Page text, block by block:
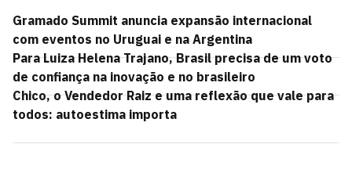
Gramado Summit anuncia expansão internacional
com eventos no Uruguai e na Argentina
Para Luiza Helena Trajano, Brasil precisa de um voto
de confiança na inovação e no brasileiro
Chico, o Vendedor Raiz e uma reflexão que vale para
todos: autoestima importa